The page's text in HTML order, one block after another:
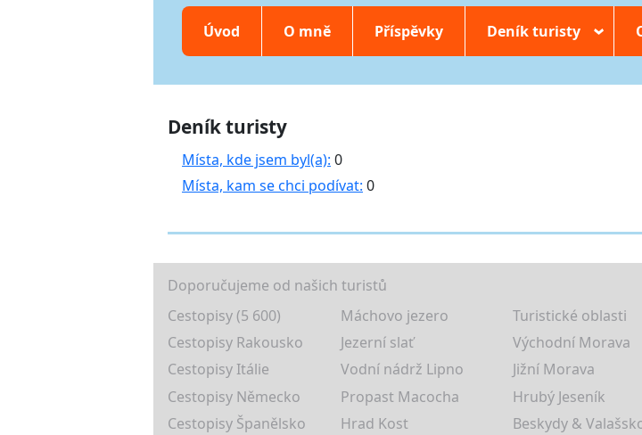
Úvod O mně Příspěvky Deník turisty ›
Deník turisty
Místa, kde jsem byl(a): 0
Místa, kam se chci podívat: 0
Doporučujeme od našich turistů
Cestopisy (5 600)
Máchovo jezero Turistické oblasti
Cestopisy Rakousko
Jezerní slať Východní Morava
Cestopisy Itálie
Vodní nádrž Lipno Jižní Morava
Cestopisy Německo
Propast Macocha Hrubý Jeseník
Cestopisy Španělsko
Hrad Kost Beskydy &